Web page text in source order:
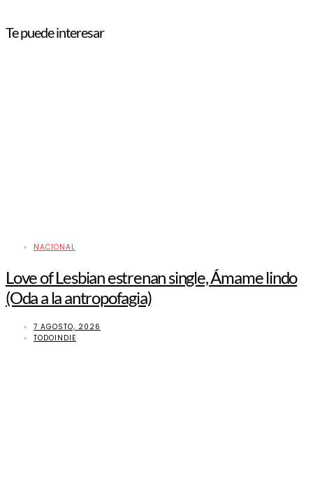
Te puede interesar
NACIONAL
Love of Lesbian estrenan single, Ámame lindo
(Oda a la antropofagia)
7 AGOSTO, 2026
TODOINDIE